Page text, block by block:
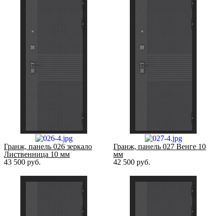
Гранж, панель 026 зеркало
Лиственница 10 мм
43 500 руб.
Гранж, панель 027 Венге 10
мм
42 500 руб.